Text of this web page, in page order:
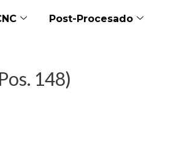
Post-Procesado
148)